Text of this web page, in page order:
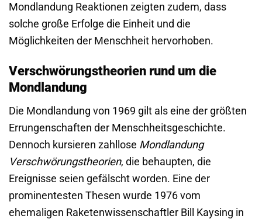
Mondlandung Reaktionen zeigten zudem, dass
solche große Erfolge die Einheit und die
Möglichkeiten der Menschheit hervorhoben.
Verschwörungstheorien rund um die
Mondlandung
Die Mondlandung von 1969 gilt als eine der größten
Errungenschaften der Menschheitsgeschichte.
Dennoch kursieren zahllose Mondlandung
Verschwörungstheorien, die behaupten, die
Ereignisse seien gefälscht worden. Eine der
prominentesten Thesen wurde 1976 vom
ehemaligen Raketenwissenschaftler Bill Kaysing in